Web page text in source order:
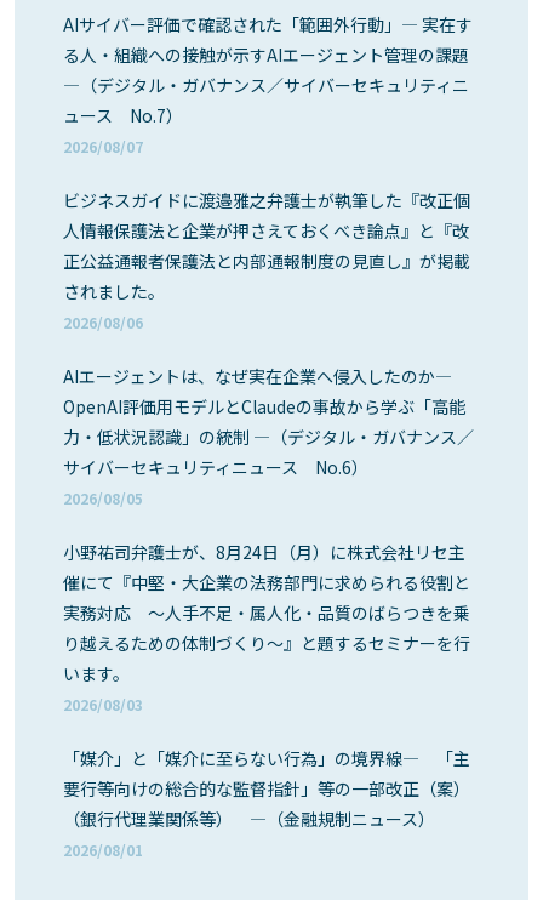
AIサイバー評価で確認された「範囲外行動」― 実在す
る人・組織への接触が示すAIエージェント管理の課題
―（デジタル・ガバナンス／サイバーセキュリティニ
ュース No.7）
2026/08/07
ビジネスガイドに渡邉雅之弁護士が執筆した『改正個
人情報保護法と企業が押さえておくべき論点』と『改
正公益通報者保護法と内部通報制度の見直し』が掲載
されました。
2026/08/06
AIエージェントは、なぜ実在企業へ侵入したのか―
OpenAI評価用モデルとClaudeの事故から学ぶ「高能
力・低状況認識」の統制 ―（デジタル・ガバナンス／
サイバーセキュリティニュース No.6）
2026/08/05
小野祐司弁護士が、8月24日（月）に株式会社リセ主
催にて『中堅・大企業の法務部門に求められる役割と
実務対応 ～人手不足・属人化・品質のばらつきを乗
り越えるための体制づくり～』と題するセミナーを行
います。
2026/08/03
「媒介」と「媒介に至らない行為」の境界線― 「主
要行等向けの総合的な監督指針」等の一部改正（案）
（銀行代理業関係等） ―（金融規制ニュース）
2026/08/01